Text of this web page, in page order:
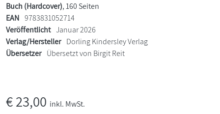
Buch (Hardcover), 160 Seiten
EAN 9783831052714
Veröffentlicht Januar 2026
Verlag/Hersteller Dorling Kindersley Verlag
Übersetzer Übersetzt von Birgit Reit
€23,00 inkl. MwSt.